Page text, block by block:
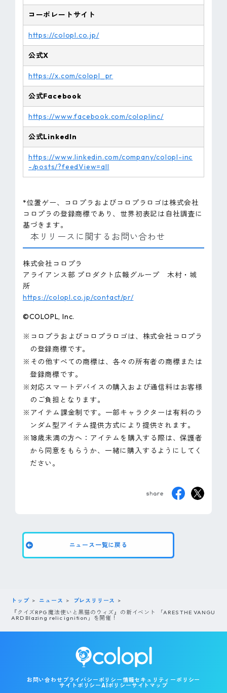
コーポレートサイト
https://colopl.co.jp/
公式X
https://x.com/colopl_pr
公式Facebook
https://www.facebook.com/coloplinc/
公式LinkedIn
https://www.linkedin.com/company/colopl-inc
-/posts/?feedView=all
*位置ゲー、コロプラおよびコロプラロゴは株式会社
コロプラの登録商標であり、世界初表記は自社調査に
基づきます。
本リリースに関するお問い合わせ
株式会社コロプラ
アライアンス部 プロダクト広報グループ 木村・城
所
https://colopl.co.jp/contact/pr/
©COLOPL, Inc.
※コロプラおよびコロプラロゴは、株式会社コロプラ
の登録商標です。
※その他すべての商標は、各々の所有者の商標または
登録商標です。
※対応スマートデバイスの購入および通信料はお客様
のご負担となります。
※アイテム課金制です。一部キャラクターは有料のラ
ンダム型アイテム提供方式により提供されます。
※18歳未満の方へ：アイテムを購入する際は、保護者
から同意をもらうか、一緒に購入するようにしてく
ださい。
ニュース一覧に戻る
トップ ニュース
プレスリリース
『クイズRPG 魔法使いと黒猫のウィズ』の新イベント 「ARES THE VANGU
ARD Blazing relic ignition」を開催！
お問い合わせ プライバシーポリシー情報セキュリティーポリシー
サイトポリシーAIポリシーサイトマップ